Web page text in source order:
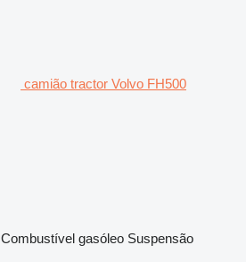
camião tractor Volvo FH500
Combustível gasóleo Suspensão